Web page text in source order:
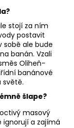
stojí za ním
postavit
sobě ale bude
banán. Vzali
Oliheň-
banánové
světě.
šlape?
masový
ignorují a zajímá